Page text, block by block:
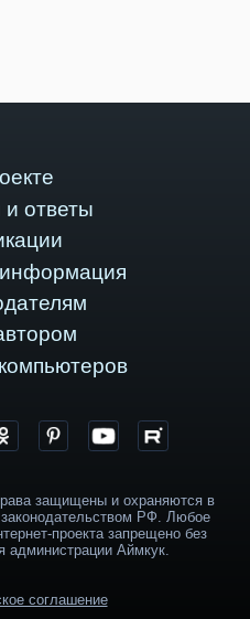
ответы
информация
защищены и охраняются в
РФ. Любое
проекта запрещено без
администрации Аймкук.
соглашение